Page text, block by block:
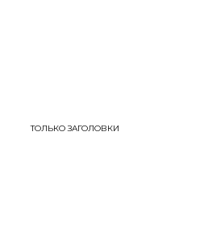
ТОЛЬКО ЗАГОЛОВКИ